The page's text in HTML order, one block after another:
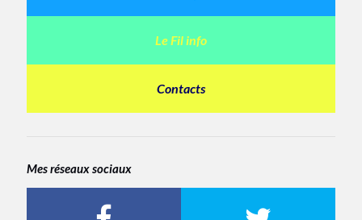
Le Fil info
Contacts
Mes réseaux sociaux